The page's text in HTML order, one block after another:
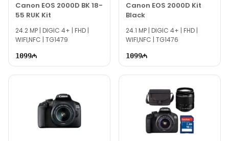
Canon EOS 2000D BK 18-
55 RUK Kit
24.2 MP | DIGIC 4+ | FHD |
WIFI,NFC | TG1479
1099
Canon EOS 2000D Kit
Black
24.1 MP | DIGIC 4+ | FHD |
WIFI,NFC | TG1476
1099